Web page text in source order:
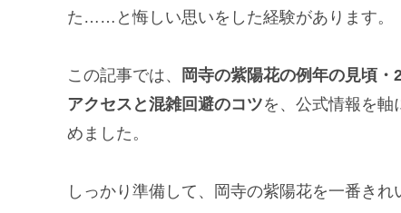
た……と悔しい思いをした経験があります。
この記事では、
岡寺の紫陽花の例年の見頃
アクセスと混雑回避のコツを、公式情報を軸
めました。
しっかり準備して、岡寺の紫陽花を一番きれ